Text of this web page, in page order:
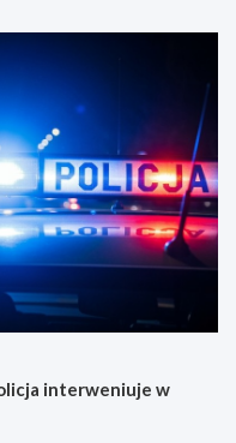
interweniuje w